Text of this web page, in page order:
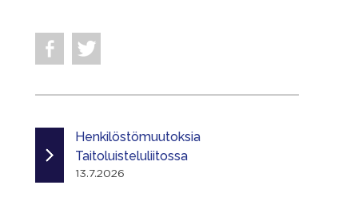
Henkilöstömuutoksia
Taitoluisteluliitossa
13.7.2026